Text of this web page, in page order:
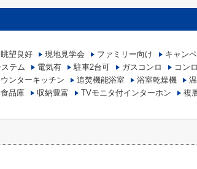
眺望良好 現地見学会 ファミリー向け
キャン
テム 電気有 駐車2台可 ガスコンロ
コン
ンターキッチン 追焚機能浴室 浴室乾燥機
食品庫 収納豊富 TVモニタ付インターホン 複